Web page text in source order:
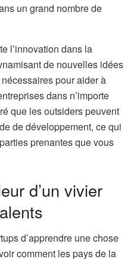
un grand nombre de
l’innovation dans la
de nouvelles idées
pour aider à
dans n’importe
que les outsiders peuvent
de développement, ce qui
prenantes que vous
d’un vivier
d’apprendre une chose
comment les pays de la